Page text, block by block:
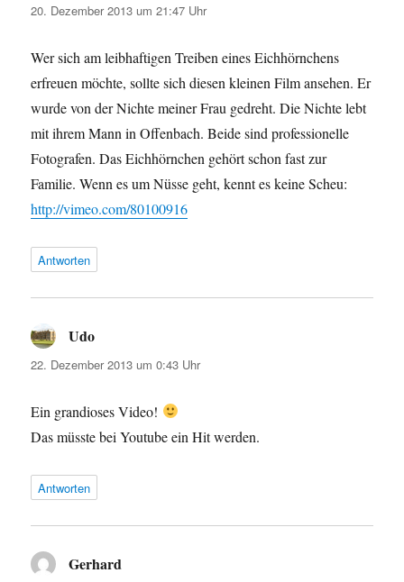
20. Dezember 2013 um 21:47 Uhr
Wer sich am leibhaftigen Treiben eines Eichhörnchens
erfreuen möchte, sollte sich diesen kleinen Film ansehen. Er
wurde von der Nichte meiner Frau gedreht. Die Nichte lebt
mit ihrem Mann in Offenbach. Beide sind professionelle
Fotografen. Das Eichhörnchen gehört schon fast zur
Familie. Wenn es um Nüsse geht, kennt es keine Scheu:
http://vimeo.com/80100916
Antworten
Udo
22. Dezember 2013 um 0:43 Uhr
Ein grandioses Video!
Das müsste bei Youtube ein Hit werden.
Antworten
Gerhard